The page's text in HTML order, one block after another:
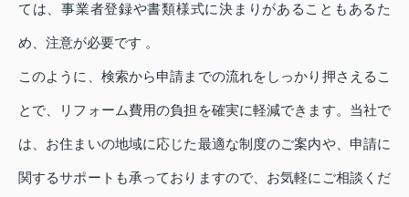
ては、事業者登録や書類様式に決まりがあることもあるた
め、注意が必要です 。
このように、検索から申請までの流れをしっかり押さえるこ
とで、リフォーム費用の負担を確実に軽減できます。当社で
は、お住まいの地域に応じた最適な制度のご案内や、申請に
関するサポートも承っておりますので、お気軽にご相談くだ